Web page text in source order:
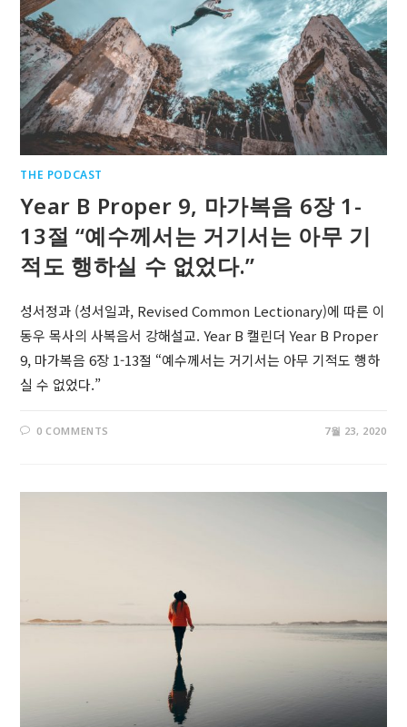
THE PODCAST
Year B Proper 9, 마가복음 6장 1-
13절 “예수께서는 거기서는 아무 기
적도 행하실 수 없었다.”
성서정과 (성서일과, Revised Common Lectionary)에 따른 이
동우 목사의 사복음서 강해설교. Year B 캘린더 Year B Proper
9, 마가복음 6장 1-13절 “예수께서는 거기서는 아무 기적도 행하
실 수 없었다.”
0 COMMENTS 7월 23, 2020